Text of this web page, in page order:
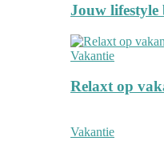
Jouw lifestyle
Vakantie
Relaxt op
Vakantie